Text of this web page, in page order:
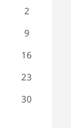
2
9
16
23
30